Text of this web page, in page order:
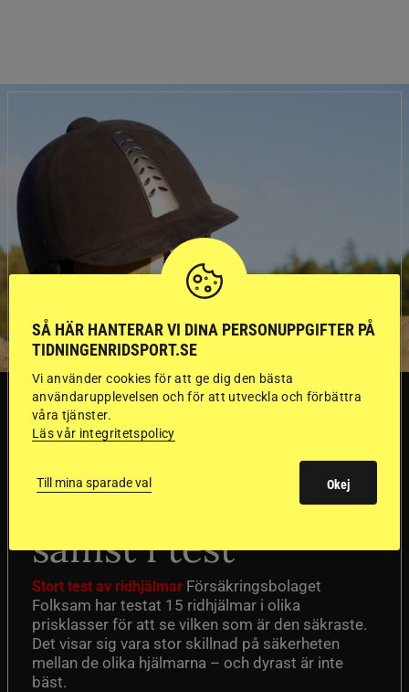
SVERIGE
Dyraste
ridhjälmarna blev
sämst i test
Stort test av ridhjälmar Försäkringsbolaget
Folksam har testat 15 ridhjälmar i olika
prisklasser för att se vilken som är den säkraste.
Det visar sig vara stor skillnad på säkerheten
mellan de olika hjälmarna – och dyrast är inte
bäst.
SÅ HÄR HANTERAR VI DINA PERSONUPPGIFTER PÅ
TIDNINGENRIDSPORT.SE
Vi använder cookies för att ge dig den bästa
användarupplevelsen och för att utveckla och förbättra
våra tjänster.
Läs vår integritetspolicy
Till mina sparade val Okej